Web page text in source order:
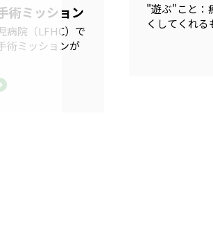
術ミッション
病院（LFHC）で
術ミッションが
"遊ぶ"こと：
くしてくれる